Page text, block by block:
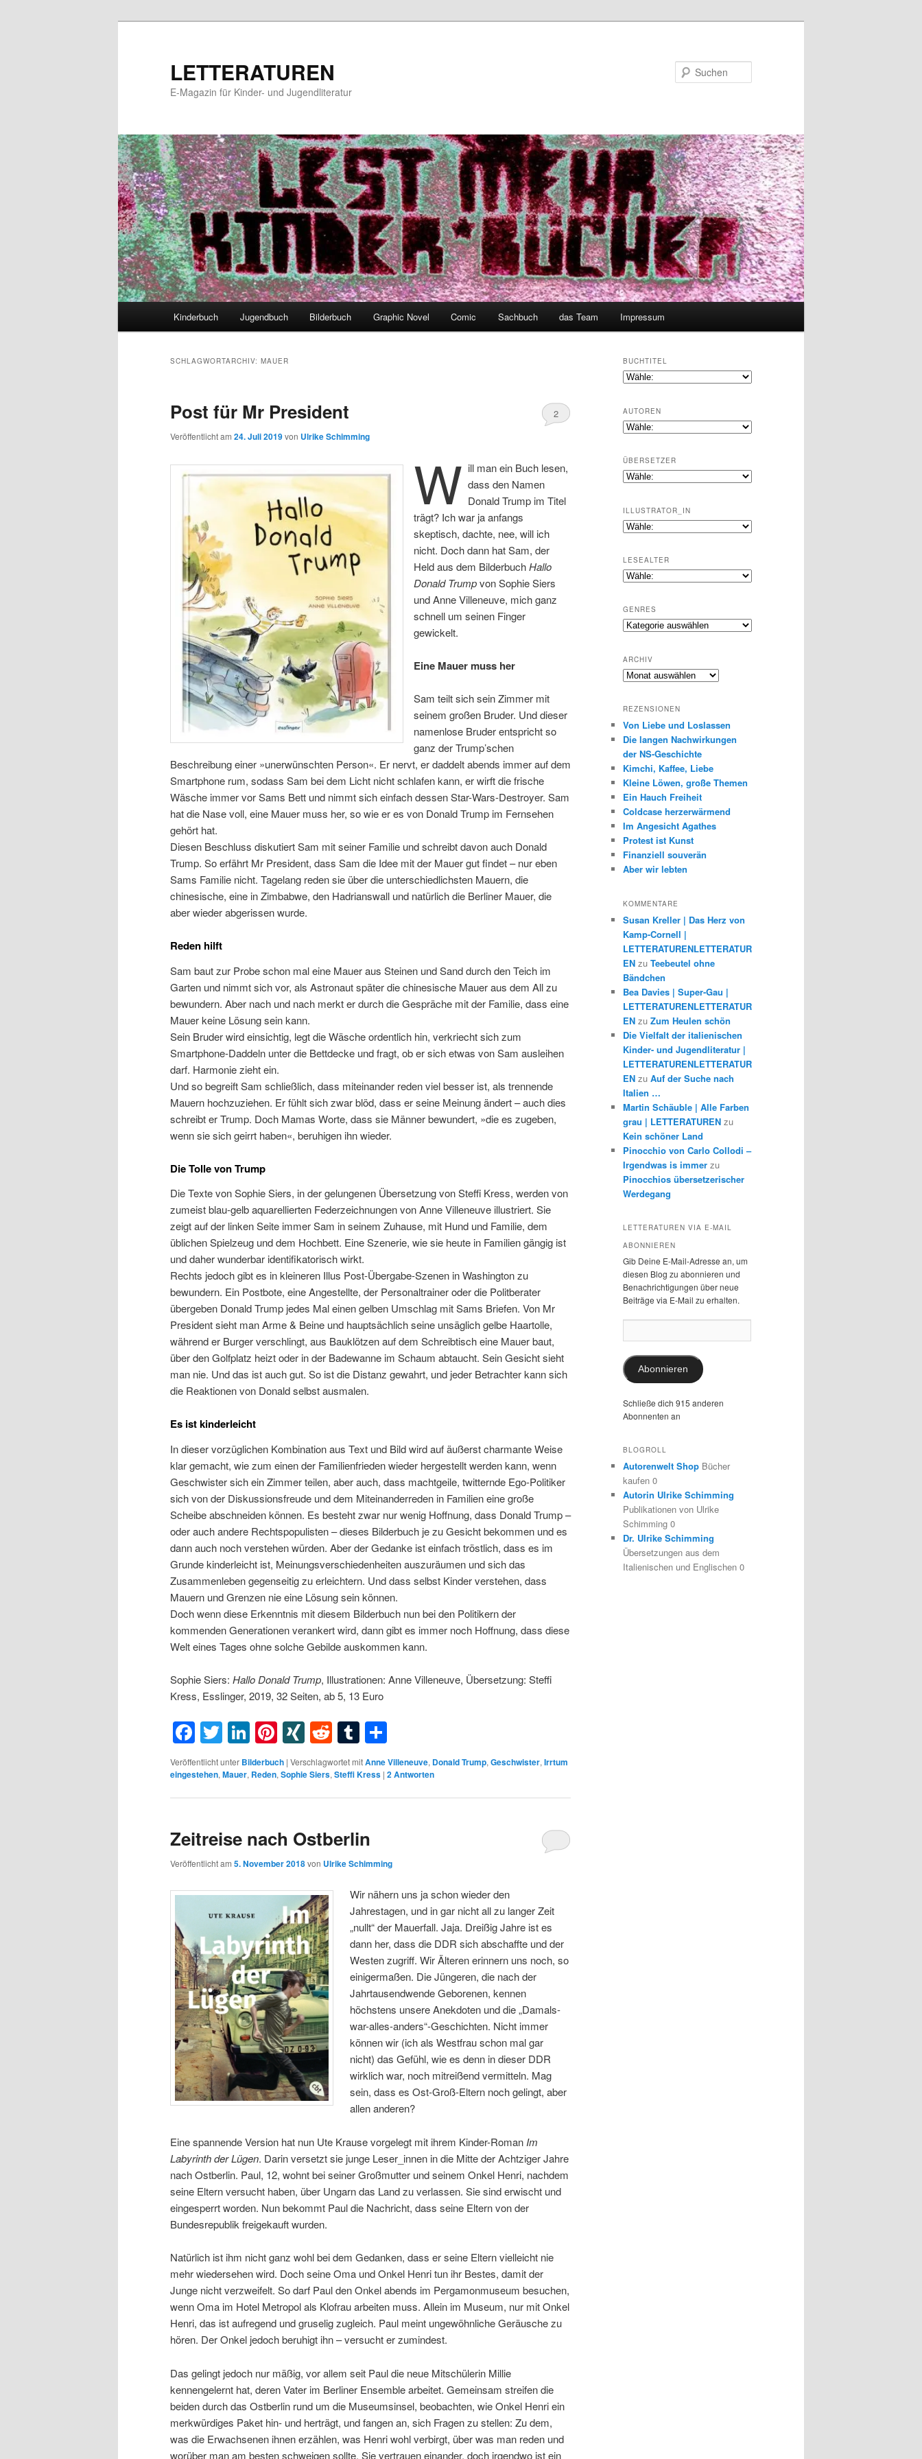
LETTERATUREN
E-Magazin für Kinder- und Jugendliteratur
Kinderbuch Jugendbuch Bilderbuch Graphic Novel Comic Sachbuch das Team Impressum
SCHLAGWORTARCHIV: MAUER
Post für Mr President
Veröffentlicht am 24. Juli 2019von Ulrike Schimming
2
W ill man ein Buch lesen,
dass den Namen
Donald Trump im Titel
trägt? Ich war ja anfangs
skeptisch, dachte, nee, will ich
nicht. Doch dann hat Sam, der
Held aus dem BilderbuchHallo
Donald Trumpvon Sophie Siers
und Anne Villeneuve, mich ganz
schnell um seinen Finger
gewickelt.
Eine Mauer muss her
Sam teilt sich sein Zimmer mit
seinem großen Bruder. Und dieser
namenlose Bruder entspricht so
ganz der Trump’schen
Beschreibung einer »unerwünschten Person«. Er nervt, er daddelt abends immer auf dem
Smartphone rum, sodass Sam bei dem Licht nicht schlafen kann, er wirft die frische
Wäsche immer vor Sams Bett und nimmt sich einfach dessen Star-Wars-Destroyer. Sam
hat die Nase voll, eine Mauer muss her, so wie er es von Donald Trump im Fernsehen
gehört hat.
Diesen Beschluss diskutiert Sam mit seiner Familie und schreibt davon auch Donald
Trump. So erfährt Mr President, dass Sam die Idee mit der Mauer gut findet – nur eben
Sams Familie nicht. Tagelang reden sie über die unterschiedlichsten Mauern, die
chinesische, eine in Zimbabwe, den Hadrianswall und natürlich die Berliner Mauer, die
aber wieder abgerissen wurde.
Reden hilft
Sam baut zur Probe schon mal eine Mauer aus Steinen und Sand durch den Teich im
Garten und nimmt sich vor, als Astronaut später die chinesische Mauer aus dem All zu
bewundern. Aber nach und nach merkt er durch die Gespräche mit der Familie, dass eine
Mauer keine Lösung sein kann.
Sein Bruder wird einsichtig, legt die Wäsche ordentlich hin, verkriecht sich zum
Smartphone-Daddeln unter die Bettdecke und fragt, ob er sich etwas von Sam ausleihen
darf. Harmonie zieht ein.
Und so begreift Sam schließlich, dass miteinander reden viel besser ist, als trennende
Mauern hochzuziehen. Er fühlt sich zwar blöd, dass er seine Meinung ändert – auch dies
schreibt er Trump. Doch Mamas Worte, dass sie Männer bewundert, »die es zugeben,
wenn sie sich geirrt haben«, beruhigen ihn wieder.
Die Tolle von Trump
Die Texte von Sophie Siers, in der gelungenen Übersetzung von Steffi Kress, werden von
zumeist blau-gelb aquarellierten Federzeichnungen von Anne Villeneuve illustriert. Sie
zeigt auf der linken Seite immer Sam in seinem Zuhause, mit Hund und Familie, dem
üblichen Spielzeug und dem Hochbett. Eine Szenerie, wie sie heute in Familien gängig ist
und daher wunderbar identifikatorisch wirkt.
Rechts jedoch gibt es in kleineren Illus Post-Übergabe-Szenen in Washington zu
bewundern. Ein Postbote, eine Angestellte, der Personaltrainer oder die Politberater
übergeben Donald Trump jedes Mal einen gelben Umschlag mit Sams Briefen. Von Mr
President sieht man Arme & Beine und hauptsächlich seine unsäglich gelbe Haartolle,
während er Burger verschlingt, aus Bauklötzen auf dem Schreibtisch eine Mauer baut,
über den Golfplatz heizt oder in der Badewanne im Schaum abtaucht. Sein Gesicht sieht
man nie. Und das ist auch gut. So ist die Distanz gewahrt, und jeder Betrachter kann sich
die Reaktionen von Donald selbst ausmalen.
Es ist kinderleicht
In dieser vorzüglichen Kombination aus Text und Bild wird auf äußerst charmante Weise
klar gemacht, wie zum einen der Familienfrieden wieder hergestellt werden kann, wenn
Geschwister sich ein Zimmer teilen, aber auch, dass machtgeile, twitternde Ego-Politiker
sich von der Diskussionsfreude und dem Miteinanderreden in Familien eine große
Scheibe abschneiden können. Es besteht zwar nur wenig Hoffnung, dass Donald Trump –
oder auch andere Rechtspopulisten – dieses Bilderbuch je zu Gesicht bekommen und es
dann auch noch verstehen würden. Aber der Gedanke ist einfach tröstlich, dass es im
Grunde kinderleicht ist, Meinungsverschiedenheiten auszuräumen und sich das
Zusammenleben gegenseitig zu erleichtern. Und dass selbst Kinder verstehen, dass
Mauern und Grenzen nie eine Lösung sein können.
Doch wenn diese Erkenntnis mit diesem Bilderbuch nun bei den Politikern der
kommenden Generationen verankert wird, dann gibt es immer noch Hoffnung, dass diese
Welt eines Tages ohne solche Gebilde auskommen kann.
Sophie Siers: Hallo Donald Trump, Illustrationen: Anne Villeneuve, Übersetzung: Steffi
Kress, Esslinger, 2019, 32 Seiten, ab 5, 13 Euro
Facebook
Twitter
LinkedIn
Pinterest
XINGRedditTumblr
Veröffentlicht unter Bilderbuch | Verschlagwortet mitAnne Villeneuve, Donald Trump,Geschwister,Irrtum
eingestehen,Mauer, Reden,Sophie Siers,Steffi Kress | 2Antworten
Zeitreise nach Ostberlin
Veröffentlicht am 5. November 2018von Ulrike Schimming
Wir nähern uns ja schon wieder den
Jahrestagen, und in gar nicht all zu langer Zeit
„nullt“ der Mauerfall. Jaja. Dreißig Jahre ist es
dann her, dass die DDR sich abschaffte und der
Westen zugriff. Wir Älteren erinnern uns noch, so
einigermaßen. Die Jüngeren, die nach der
Jahrtausendwende Geborenen, kennen
höchstens unsere Anekdoten und die „Damals-
war-alles-anders“-Geschichten. Nicht immer
können wir (ich als Westfrau schon mal gar
nicht) das Gefühl, wie es denn in dieser DDR
wirklich war, noch mitreißend vermitteln. Mag
sein, dass es Ost-Groß-Eltern noch gelingt, aber
allen anderen?
Eine spannende Version hat nun Ute Krause vorgelegt mit ihrem Kinder-Roman Im
Labyrinth der Lügen. Darin versetzt sie junge Leser_innen in die Mitte der Achtziger Jahre
nach Ostberlin. Paul, 12, wohnt bei seiner Großmutter und seinem Onkel Henri, nachdem
seine Eltern versucht haben, über Ungarn das Land zu verlassen. Sie sind erwischt und
eingesperrt worden. Nun bekommt Paul die Nachricht, dass seine Eltern von der
Bundesrepublik freigekauft wurden.
Natürlich ist ihm nicht ganz wohl bei dem Gedanken, dass er seine Eltern vielleicht nie
mehr wiedersehen wird. Doch seine Oma und Onkel Henri tun ihr Bestes, damit der
Junge nicht verzweifelt. So darf Paul den Onkel abends im Pergamonmuseum besuchen,
wenn Oma im Hotel Metropol als Klofrau arbeiten muss. Allein im Museum, nur mit Onkel
Henri, das ist aufregend und gruselig zugleich. Paul meint ungewöhnliche Geräusche zu
hören. Der Onkel jedoch beruhigt ihn – versucht er zumindest.
Das gelingt jedoch nur mäßig, vor allem seit Paul die neue Mitschülerin Millie
kennengelernt hat, deren Vater im Berliner Ensemble arbeitet. Gemeinsam streifen die
beiden durch das Ostberlin rund um die Museumsinsel, beobachten, wie Onkel Henri ein
merkwürdiges Paket hin- und herträgt, und fangen an, sich Fragen zu stellen: Zu dem,
was die Erwachsenen ihnen erzählen, was Henri wohl verbirgt, über was man reden und
worüber man am besten schweigen sollte. Sie vertrauen einander, doch irgendwo ist ein
BUCHTITEL
AUTOREN
ÜBERSETZER
ILLUSTRATOR_IN
LESEALTER
GENRES
Genres
ARCHIV
Archiv
REZENSIONEN
Von Liebe und Loslassen
Die langen Nachwirkungen
der NS-Geschichte
Kimchi, Kaffee, Liebe
Kleine Löwen, große Themen
Ein Hauch Freiheit
Coldcase herzerwärmend
Im Angesicht Agathes
Protest ist Kunst
Finanziell souverän
Aber wir lebten
KOMMENTARE
Susan Kreller | Das Herz von
Kamp-Cornell |
LETTERATURENLETTERATUR
EN zu Teebeutel ohne
Bändchen
Bea Davies | Super-Gau |
LETTERATURENLETTERATUR
EN zu Zum Heulen schön
Die Vielfalt der italienischen
Kinder- und Jugendliteratur |
LETTERATURENLETTERATUR
EN zu Auf der Suche nach
Italien …
Martin Schäuble | Alle Farben
grau | LETTERATUREN zu
Kein schöner Land
Pinocchio von Carlo Collodi –
Irgendwas is immer zu
Pinocchios übersetzerischer
Werdegang
LETTERATUREN VIA E-MAIL
ABONNIEREN
Gib Deine E-Mail-Adresse an, um
diesen Blog zu abonnieren und
Benachrichtigungen über neue
Beiträge via E-Mail zu erhalten.
Mail-
Abonnieren
Schließe dich 915 anderen
Abonnenten an
BLOGROLL
Autorenwelt Shop Bücher
kaufen 0
Autorin Ulrike Schimming
Publikationen von Ulrike
Schimming 0
Dr. Ulrike Schimming
Übersetzungen aus dem
Italienischen und Englischen 0